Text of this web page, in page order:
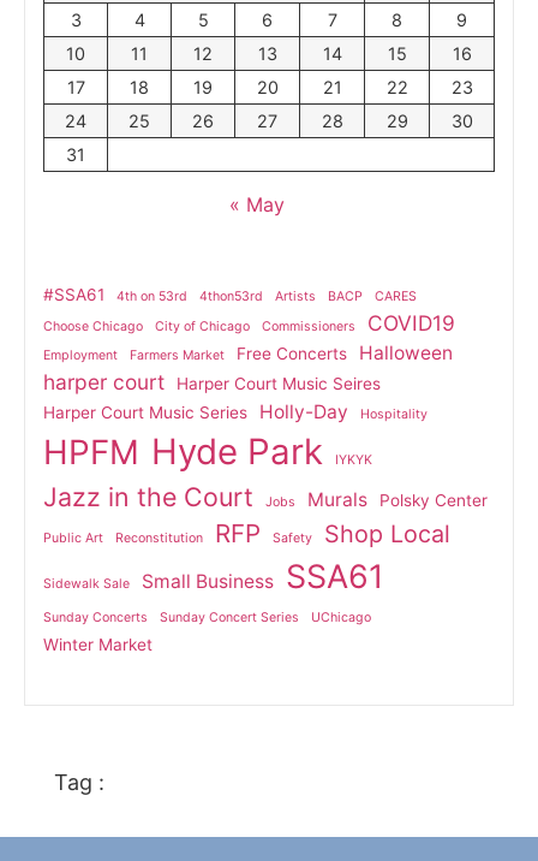
3
4 5 6 7 8
9
10
11 12 13 14 15
16
17
18 19 20 21 22
23
24
25 26 27 28 29
30
31
« May
#SSA61 4th on 53rd 4thon53rd Artists BACP
CARES
Choose Chicago
City of Chicago Commissioners COVID19
Employment Farmers Market Free Concerts Halloween
harper court
Harper Court Music Seires
Harper Court Music Series
Holly-Day Hospitality
HPFM Hyde Park IYKYK
Jazz in the Court Jobs Murals Polsky Center
Public Art Reconstitution RFP Safety Shop Local
Sidewalk Sale Small Business SSA61
Sunday Concerts Sunday Concert Series UChicago
Winter Market
Tag :